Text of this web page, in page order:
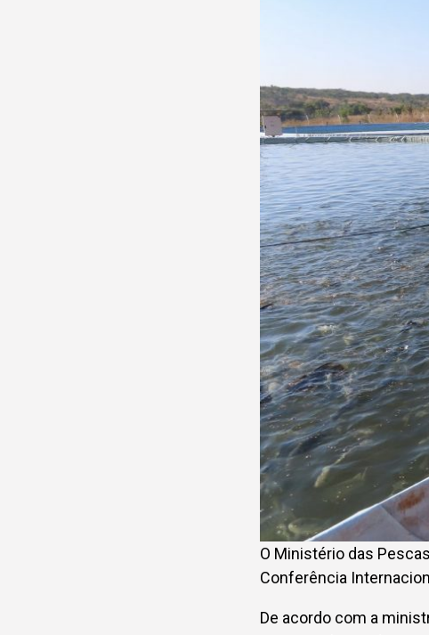
O Ministério das
Conferência
De acordo com a